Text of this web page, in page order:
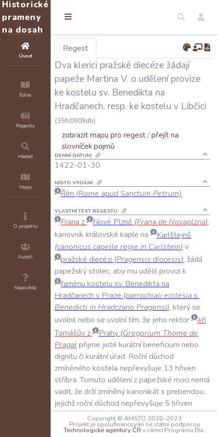
Historické
prameny
na dosah
Úvod
Edice
Regesty
Hledat
Mapy
O projektu
Autoři
Nápověda
Regest
Dva klerici pražské diecéze žádají
papeže Martina V. o udělení provize
ke kostelu sv. Benedikta na
Hradčanech, resp. ke kostelu v Libčici
(35fc0909db)
zobrazit mapu pro regest/přejít na
slovníček pojmů
DENNÍ DATUM:
1422-01-30
MÍSTO VYDÁNÍ:
Řím (Rome apud Sanctum Petrum)
VLASTNÍ TEXT REGESTU:
Frana z Nové Plzně (Franade Novaplzna),
kanovník královské kaple na
Karlštejně
(canonicus capelle regie in Carlstein) v
pražské diecézi (Pragensis diocesis), žádá
papežskýstolec, abymu udělilprovizi k
farnímu kostelu sv. Benedikta na
Hradčanech v Praze (parrochialiecclesias.
Benedictiin Hradczano Pragensi), kterýse
uvolnilnebo se uvolnítím, že jeho rektor
Jiří
Tomášův z Prahy (Gregorium Thome de
Praga) přijme jisté kurátníbeneficium nebo
dignitu či kurátníúřad. Ročnídůchod
zmíněného kostela nepřevyšuje 13 hřiven
stříbra.Tomuto udělení zpapežské moci nemá
vadit, že drží zmíněnýkanonikáts prebendou,
jejichžročnídůchod nepřevyšuje 5 hřiven
stříbra.
Copyright © AHISTO 2020–2023
Projekt je spolufinancován se státní podporou
Technologické agentury ČR v rámci Programu Éta.